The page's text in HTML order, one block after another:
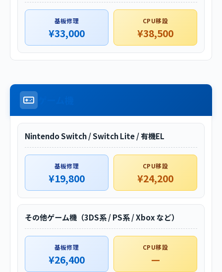
基板修理
¥33,000
CPU移設
¥38,500
Nintendo Switch / Switch Lite / 有機EL
基板修理
¥19,800
CPU移設
¥24,200
その他ゲーム機（3DS系 / PS系 / Xbox など）
基板修理
¥26,400
CPU移設
—